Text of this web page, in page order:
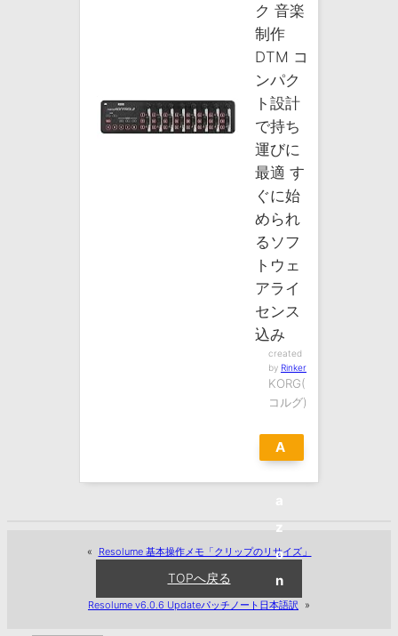
ク 音楽
制作
DTM コ
ンパク
ト設計
で持ち
運びに
最適 す
ぐに始
められ
るソフ
トウェ
アライ
センス
込み
created
by Rinker
KORG(
コルグ)
A
z
o
n
« Resolume 基本操作メモ「クリップのリサイズ」
TOPへ戻る
Resolume v6.0.6 Updateパッチノート日本語訳 »